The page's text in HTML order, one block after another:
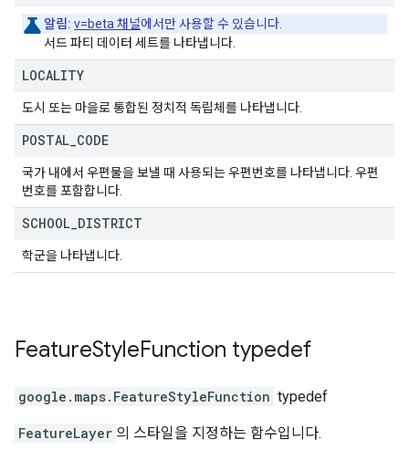
알림: v=beta 채널에서만 사용할 수 있습니다.
서드 파티 데이터 세트를 나타냅니다.
LOCALITY
도시 또는 마을로 통합된 정치적 독립체를 나타냅니다.
POSTAL CODE
국가 내에서 우편물을 보낼 때 사용되는 우편번호를 나타냅니다. 우편
번호를 포함합니다.
SCHOOL DISTRICT
학군을 나타냅니다.
FeatureStyleFunction typedef
google.maps. FeatureStyleFunction typedef
FeatureLayer 의 스타일을 지정하는 함수입니다.